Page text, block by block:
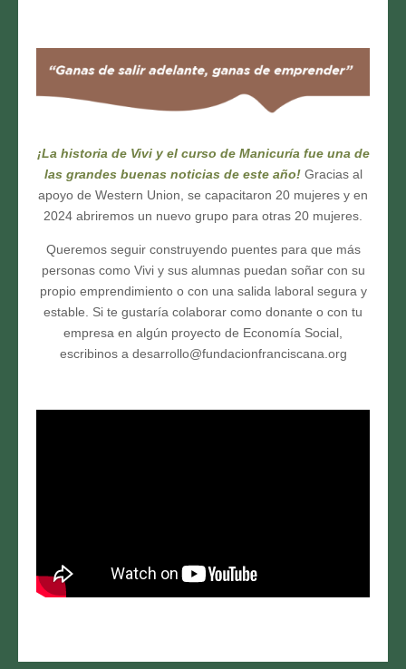
¡La historia de Vivi y el curso de Manicuría fue una de
las grandes buenas noticias de este año!Gracias al
apoyo de Western Union, se capacitaron 20 mujeres y en
2024 abriremos un nuevo grupo para otras 20 mujeres.
Queremos seguir construyendo puentes para que más
personas como Vivi y sus alumnas puedan soñar con su
propio emprendimiento o con una salida laboral segura y
estable. Si te gustaría colaborar como donante o con tu
empresa en algún proyecto de Economía Social,
escribinos a desarrollo@fundacionfranciscana.org